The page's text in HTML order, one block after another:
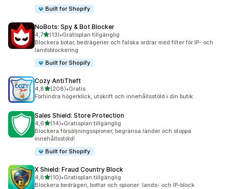
Built for Shopify
NoBots: Spy & Bot Blocker
4,7av 5 stjärnor
(13)
13 recensioner totalt
•Gratisplan tillgänglig
Blockera botar, bedrägerier och falska ordrar med filter för IP- och
landsblockering
Built for Shopify
Cozy AntiTheft
4,8av 5 stjärnor
(208)
208 recensioner totalt
•Gratis
Förhindra högerklick, utskrift och innehållsstöld i din butik
Sales Shield: Store Protection
4,6av 5 stjärnor
(14)
14 recensioner totalt
•Gratisplan tillgänglig
Blockera försäljningsspioner, begränsa länder och stoppa
innehållsstöld!
Built for Shopify
X Shield: Fraud Country Block
4,8av 5 stjärnor
(10)
10 recensioner totalt
•Gratisplan tillgänglig
Blockera bedrägeri, bottar och spioner: lands- och IP-block